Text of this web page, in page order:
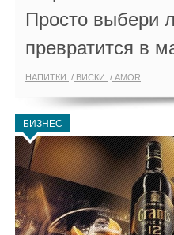
Просто выбери
превратится в
НАПИТКИ ВИСКИ AMOR
БИЗНЕС